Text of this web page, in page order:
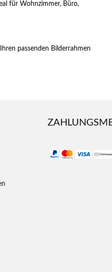
für Wohnzimmer, Büro,
passenden Bilderrahmen